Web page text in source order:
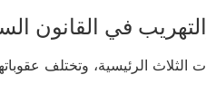
في القانون
الثلاث الرئيسية، وتختلف